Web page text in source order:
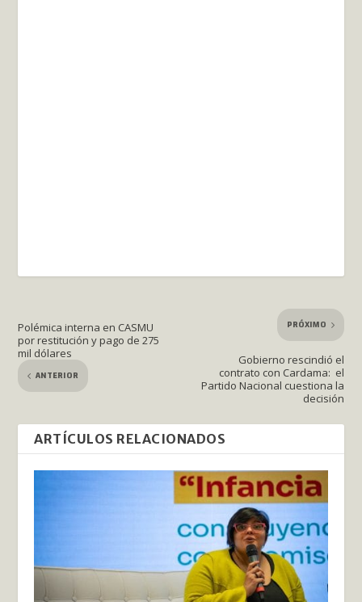
Polémica interna en CASMU
por restitución y pago de 275
mil dólares
ANTERIOR
PRÓXIMO
Gobierno rescindió el
contrato con Cardama: el
Partido Nacional cuestiona la
decisión
ARTÍCULOS RELACIONADOS